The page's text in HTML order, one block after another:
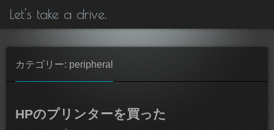
Let's take a drive.
カテゴリー: peripheral
HPのプリンターを買った